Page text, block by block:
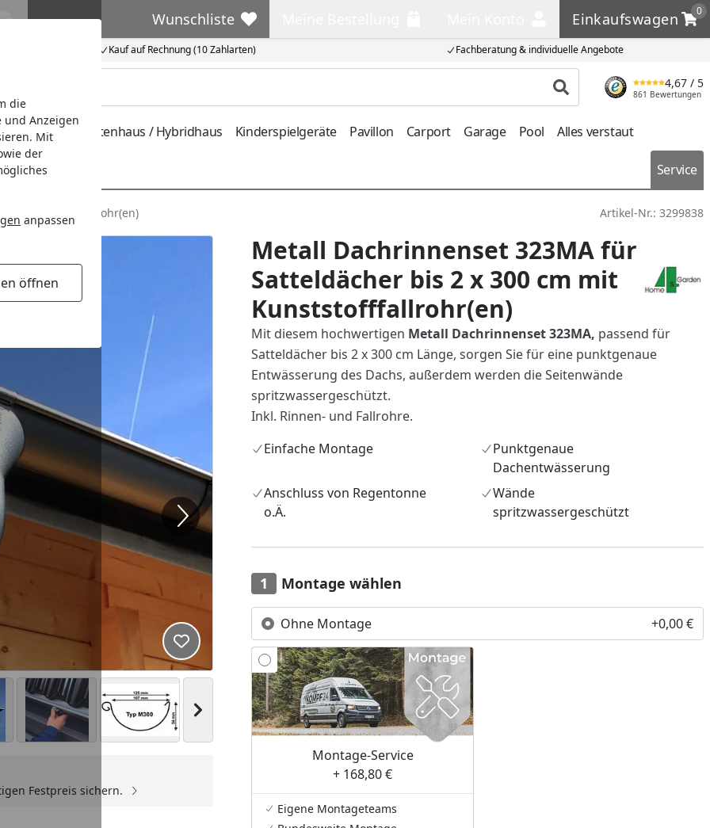
die
und Anzeigen
Mit
der
anpassen
öffnen
Kauf auf Rechnung (10 Zahlarten) Fachberatung & individuelle Angebote
Wunschliste
Wunschliste Einkaufswagen
0
Einkaufswagen
Produkt suchen
4,67 / 5
861 Bewertungen
Metallgartenhaus / Hybridhaus Kinderspielgeräte Pavillon Carport Garage Pool Alles verstaut
Service
mit Kunststofffallrohr(en) Artikel-Nr.: 3299838
Nächstes Bild anzeigen
Produkt zur Wunschliste hinzufügen
Festpreis sichern.
Metall Dachrinnenset 323MA für
Satteldächer bis 2 x 300 cm mit
Kunststofffallrohr(en)
Mit diesem hochwertigen Metall Dachrinnenset 323MA, passend für
Satteldächer bis 2 x 300 cm Länge, sorgen Sie für eine punktgenaue
Entwässerung des Dachs, außerdem werden die Seitenwände
spritzwassergeschützt.
Inkl. Rinnen- und Fallrohre.
Einfache Montage
Punktgenaue
Dachentwässerung
Anschluss von Regentonne
o.Ä.
Wände
spritzwassergeschützt
Montage wählen
Ohne Montage +0,00 €
Montage-Service
+ 168,80 €
Eigene Montageteams